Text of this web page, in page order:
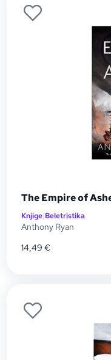
The Empire of
Knjige|Beletristika
Anthony Ryan
14,49€